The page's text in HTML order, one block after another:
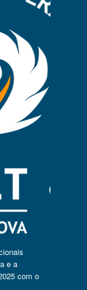
e a
com o